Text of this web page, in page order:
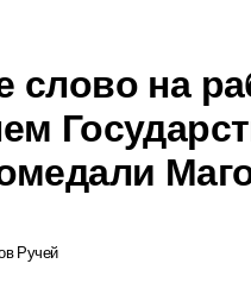
слово на
Ручей